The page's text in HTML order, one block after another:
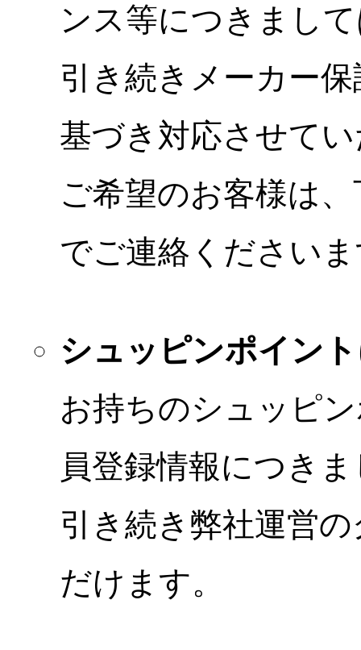
ンス等につきまし
引き続きメーカー
基づき対応させて
ご希望のお客様は
でご連絡ください
シュッピンポイン
お持ちのシュッピ
員登録情報につき
引き続き弊社運営
だけます。